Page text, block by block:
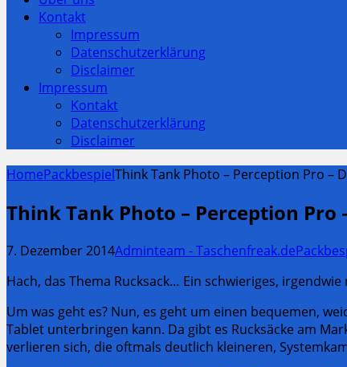
Kontakt
Impressum
Datenschutzerklärung
Disclaimer
Impressum
Kontakt
Datenschutzerklärung
Disclaimer
HomePackbespielThink Tank Photo – Perception Pro –
Think Tank Photo – Perception Pro
7. Dezember 2014Adminteam - Taschenfreak.de
Hach, das Thema Rucksack… Ein schwieriges,
Um was geht es? Nun, es geht um einen bequemen,
Tablet unterbringen kann. Da gibt es Rucksäcke am
verlieren sich, die oftmals deutlich kleineren,